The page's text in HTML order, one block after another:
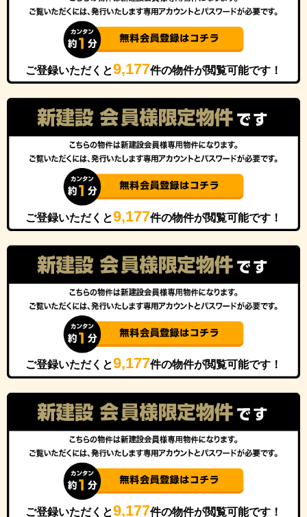
ご登録いただくと9,177件の物件が閲覧可能です！
ご登録いただくと9,177件の物件が閲覧可能です！
ご登録いただくと9,177件の物件が閲覧可能です！
ご登録いただくと9,177件の物件が閲覧可能です！